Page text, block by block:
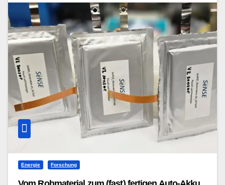
Energie Forschung